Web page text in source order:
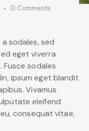
0 Comments
sodales, sed
eget viverra
Fusce sodales
ipsum eget blandit
Vivamus
eleifend
consequat vitae,